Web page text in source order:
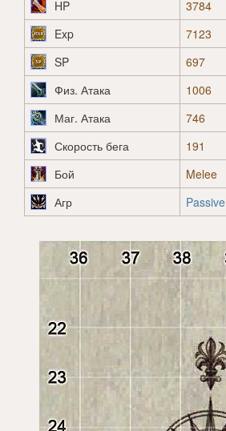
HP
3784
Exp
7123
SP
697
Физ. Атака
1006
Маг. Атака
746
Скорость бега
191
Бой
Melee
Агр
Passive